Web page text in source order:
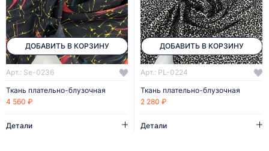
ДОБАВИТЬ В КОРЗИНУ
Арт.: Se-0236
Ткань плательно-блузочная
4 560 ₽
Детали
ДОБАВИТЬ В КОРЗИНУ
Арт.: PL-0224
Ткань плательно-блузочная
2 280 ₽
Детали